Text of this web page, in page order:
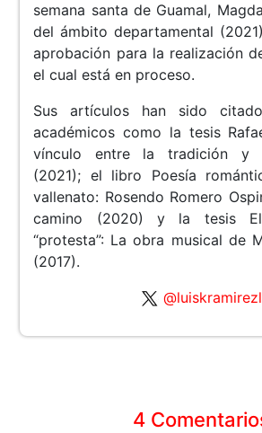
semana santa de Guamal,
del ámbito departamental
aprobación para la realización
el cual está en proceso.
Sus artículos han sido
académicos como la tesis
vínculo entre la tradición y
(2021); el libro Poesía
vallenato: Rosendo Romero
camino (2020) y la tesis
“protesta”: La obra musical de
(2017).
@luiskramirezl
4